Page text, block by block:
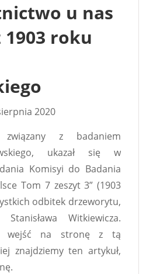
u nas
1903 roku
2020
związany z badaniem
ukazał się w
Komisyi do Badania
Tom 7 zeszyt 3” (1903
odbitek drzeworytu,
Stanisława Witkiewicza.
wejść na stronę z tą
znajdziemy ten artykuł,